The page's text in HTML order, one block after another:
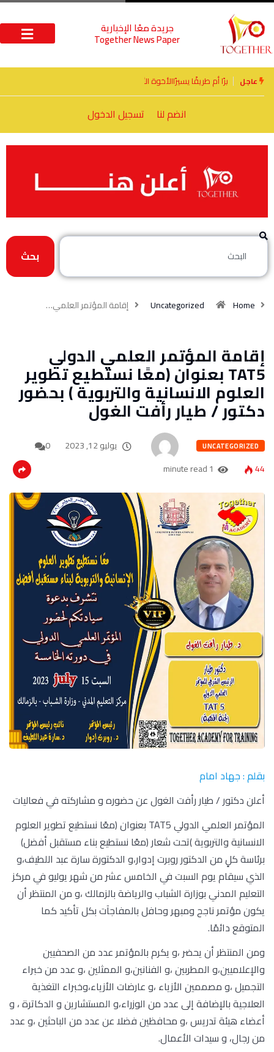
جريدة معًا الإخبارية
Together News Paper
عاجل الأخوة الأعداء وحتمًا لابد من لقاء
انضم لنا تسجيل الدخول
بحث
Home
Uncategorized إقامة المؤتمر العلمي…
إقامة المؤتمر العلمي الدولي
TAT5 بعنوان (معًا نستطيع تطوير
العلوم الانسانية والتربوية ) بحضور
دكتور / طيار رأفت الغول
UNCATEGORIZED يوليو 12, 2023
0
44
1 minute read
بقلم : جهاد امام
أعلن دكتور / طيار رأفت الغول عن حضوره و مشاركته في فعاليات
المؤتمر العلمي الدولي TAT5 بعنوان (معًا نستطيع تطوير العلوم
الانسانية والتربوية )تحت شعار (معًا نستطيع بناء مستقبل أفضل)
برئاسة كلٍ من الدكتور روبرت إدوار،و الدكتورة سارة عبد اللطيف،و
الذي سيقام يوم السبت في الخامس عشر من شهر يوليو في مركز
التعليم المدني بوزارة الشباب والرياضة بالزمالك ،و من المنتظر أن
يكون مؤتمر ناجح ومبهر وحافل بالمفاجآت بكل تأكيد كما
المتوقع دائمًا.
ومن المنتظر أن يحضر ،و يكرم بالمؤتمر عدد من الصحفيين
والإعلاميين،و المطربين ،و الفنانين،و الممثلين ،و عدد من خبراء
التجميل ،و مصممين الأزياء ،و عارضات الأزياء،وخبراء التغذية
العلاجية بالإضافة إلى عدد من الوزراء،و المستشارين و الدكاترة ، و
أعضاء هيئة تدريس ،و محافظين فضلا عن عدد من الباحثين ،و عدد
من رجال، و سيدات الأعمال.